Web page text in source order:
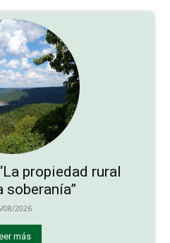
propiedad rural
soberanía”
08/2026
más